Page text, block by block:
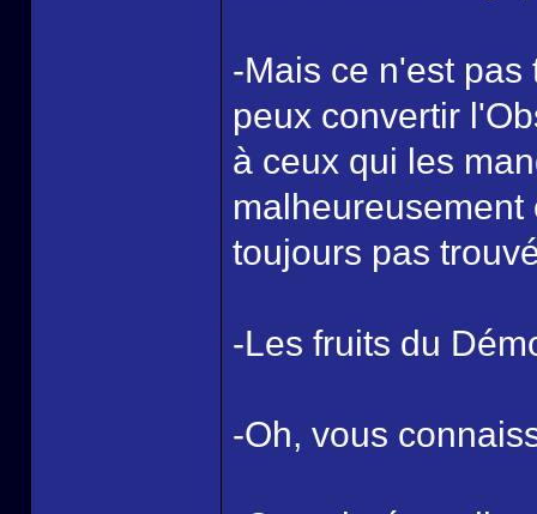
-Mais ce n'est pas
peux convertir
à ceux qui les
toujours pas
-Les fruits du
-Oh, vous